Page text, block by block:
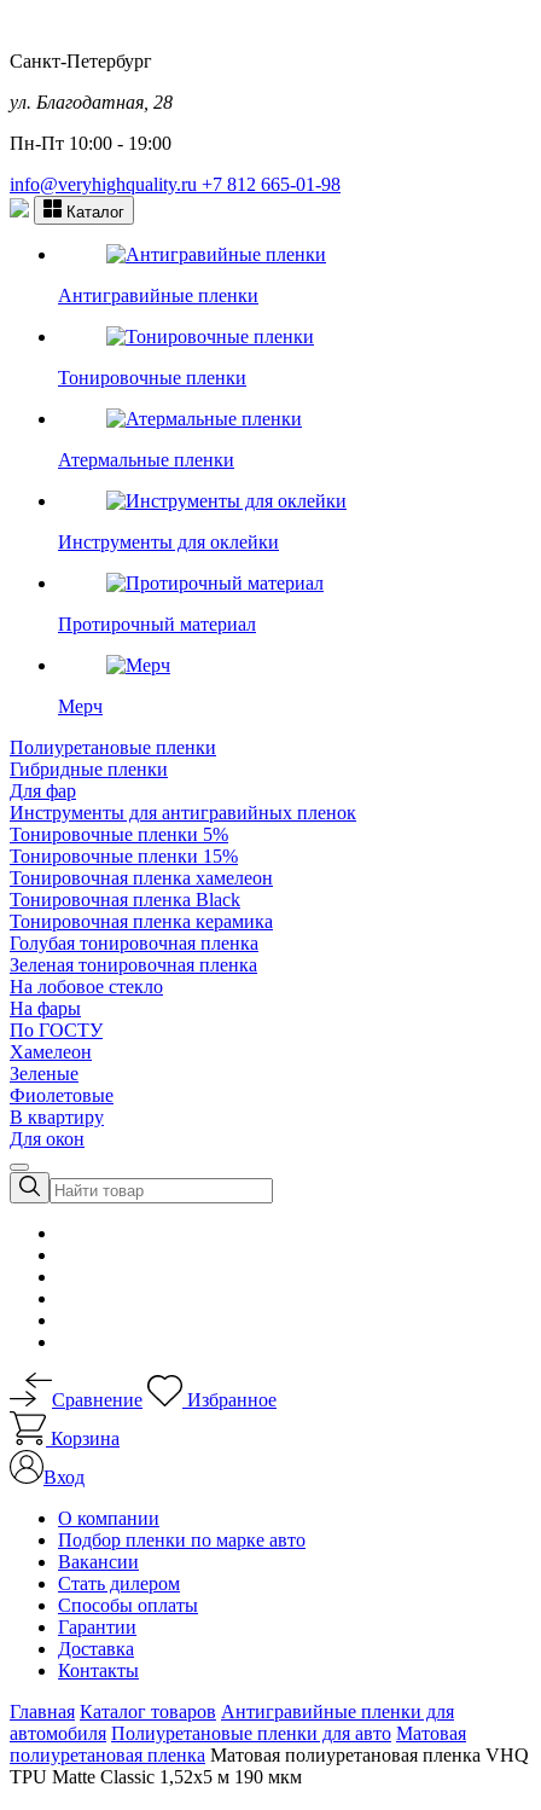
Санкт-Петербург
ул. Благодатная, 28
Пн-Пт 10:00 - 19:00
info@veryhighquality.ru +7 812 665-01-98
Каталог
Антигравийные пленки
Тонировочные пленки
Атермальные пленки
Инструменты для оклейки
Протирочный материал
Мерч
Полиуретановые пленки
Гибридные пленки
Для фар
Инструменты для антигравийных пленок
Тонировочные пленки 5%
Тонировочные пленки 15%
Тонировочная пленка хамелеон
Тонировочная пленка Black
Тонировочная пленка керамика
Голубая тонировочная пленка
Зеленая тонировочная пленка
На лобовое стекло
На фары
По ГОСТУ
Хамелеон
Зеленые
Фиолетовые
В квартиру
Для окон
Сравнение
Избранное
Корзина
Вход
О компании
Подбор пленки по марке авто
Вакансии
Стать дилером
Способы оплаты
Гарантии
Доставка
Контакты
Главная Каталог товаров Антигравийные пленки для
автомобиля Полиуретановые пленки для авто Матовая
полиуретановая пленка Матовая полиуретановая пленка VHQ
TPU Matte Classic 1,52х5 м 190 мкм